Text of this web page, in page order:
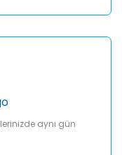
aynı gün